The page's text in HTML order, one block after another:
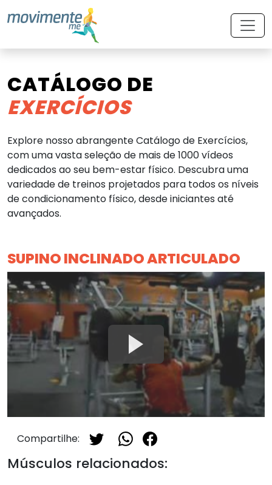
CATÁLOGO DE
EXERCÍCIOS
Explore nosso abrangente Catálogo de Exercícios,
com uma vasta seleção de mais de 1000 vídeos
dedicados ao seu bem-estar físico. Descubra uma
variedade de treinos projetados para todos os níveis
de condicionamento físico, desde iniciantes até
avançados.
SUPINO INCLINADO ARTICULADO
Compartilhe:
Músculos relacionados: